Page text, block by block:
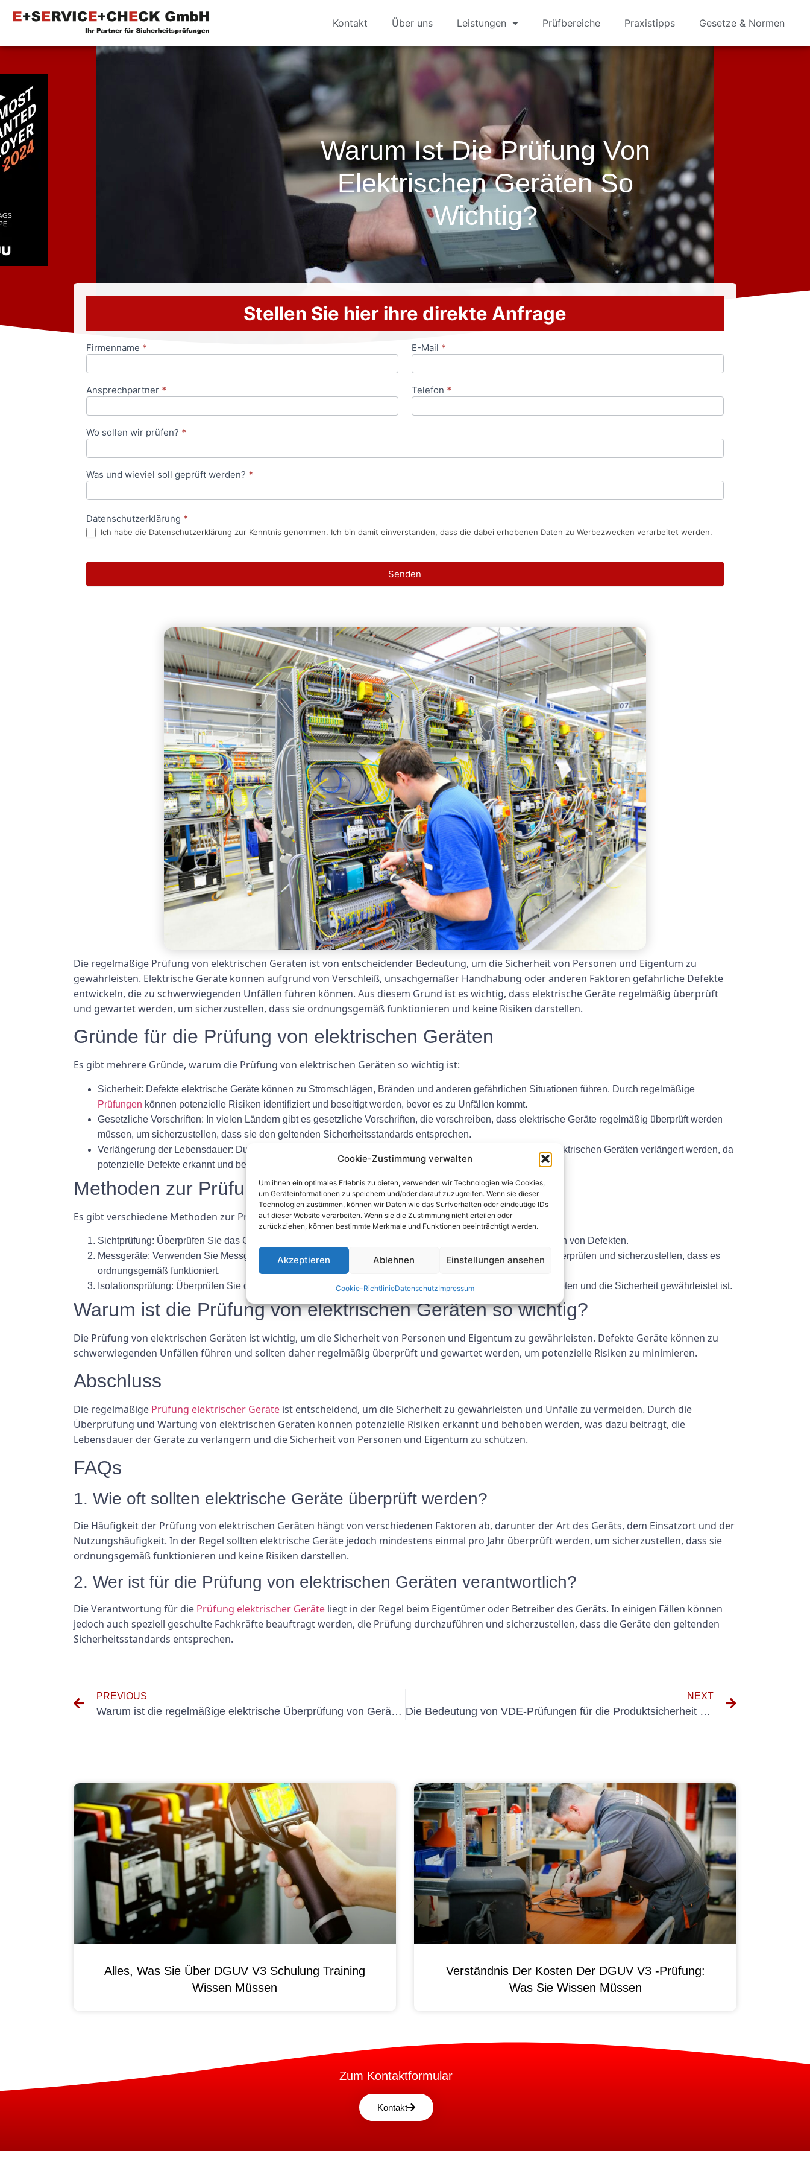
Cookie-Zustimmung verwalten
Um ihnen ein optimales Erlebnis zu bieten, verwenden wir Technologien wie Cookies,
um Geräteinformationen zu speichern und/oder darauf zuzugreifen. Wenn sie dieser
Technologien zustimmen, können wir Daten wie das Surfverhalten oder eindeutige IDs
auf dieser Website verarbeiten. Wenn sie die Zustimmung nicht erteilen oder
zurückziehen, können bestimmte Merkmale und Funktionen beeinträchtigt werden.
Akzeptieren Ablehnen Einstellungen ansehen
Cookie-RichtlinieDatenschutzImpressum
Kontakt Über uns Leistungen Prüfbereiche Praxistipps Gesetze & Normen
Warum Ist Die Prüfung Von
Elektrischen Geräten So
Wichtig?
Stellen Sie hier ihre direkte Anfrage
Anfrageformular
Firmenname * E-Mail *
Ansprechpartner * Telefon *
Wo sollen wir prüfen? *
Was und wieviel soll geprüft werden? *
Datenschutzerklärung *
Ich habe die Datenschutzerklärung zur Kenntnis genommen. Ich bin damit einverstanden, dass die dabei erhobenen Daten zu Werbezwecken verarbeitet werden.
Senden
Die regelmäßige Prüfung von elektrischen Geräten ist von entscheidender Bedeutung, um die Sicherheit von Personen und Eigentum zu
gewährleisten. Elektrische Geräte können aufgrund von Verschleiß, unsachgemäßer Handhabung oder anderen Faktoren gefährliche Defekte
entwickeln, die zu schwerwiegenden Unfällen führen können. Aus diesem Grund ist es wichtig, dass elektrische Geräte regelmäßig überprüft
und gewartet werden, um sicherzustellen, dass sie ordnungsgemäß funktionieren und keine Risiken darstellen.
Gründe für die Prüfung von elektrischen Geräten
Es gibt mehrere Gründe, warum die Prüfung von elektrischen Geräten so wichtig ist:
Sicherheit: Defekte elektrische Geräte können zu Stromschlägen, Bränden und anderen gefährlichen Situationen führen. Durch regelmäßige
Prüfungen können potenzielle Risiken identifiziert und beseitigt werden, bevor es zu Unfällen kommt.
Gesetzliche Vorschriften: In vielen Ländern gibt es gesetzliche Vorschriften, die vorschreiben, dass elektrische Geräte regelmäßig überprüft werden
müssen, um sicherzustellen, dass sie den geltenden Sicherheitsstandards entsprechen.
Verlängerung der Lebensdauer: Durch regelmäßige Wartung und Überprüfung kann die Lebensdauer von elektrischen Geräten verlängert werden, da
potenzielle Defekte erkannt und behoben werden können.
Methoden zur Prüfung von elektrischen Geräten
Es gibt verschiedene Methoden zur Prüfung von elektrischen Geräten, darunter:
Sichtprüfung: Überprüfen Sie das Gerät auf äußere Schäden, lose Teile oder andere offensichtliche Anzeichen von Defekten.
Messgeräte: Verwenden Sie Messgeräte wie Multimeter, um die elektrischen Eigenschaften des Geräts zu überprüfen und sicherzustellen, dass es
ordnungsgemäß funktioniert.
Isolationsprüfung: Überprüfen Sie die Isolierung des Geräts, um sicherzustellen, dass keine Leckströme auftreten und die Sicherheit gewährleistet ist.
Warum ist die Prüfung von elektrischen Geräten so wichtig?
Die Prüfung von elektrischen Geräten ist wichtig, um die Sicherheit von Personen und Eigentum zu gewährleisten. Defekte Geräte können zu
schwerwiegenden Unfällen führen und sollten daher regelmäßig überprüft und gewartet werden, um potenzielle Risiken zu minimieren.
Abschluss
Die regelmäßige Prüfung elektrischer Geräte ist entscheidend, um die Sicherheit zu gewährleisten und Unfälle zu vermeiden. Durch die
Überprüfung und Wartung von elektrischen Geräten können potenzielle Risiken erkannt und behoben werden, was dazu beiträgt, die
Lebensdauer der Geräte zu verlängern und die Sicherheit von Personen und Eigentum zu schützen.
FAQs
1. Wie oft sollten elektrische Geräte überprüft werden?
Die Häufigkeit der Prüfung von elektrischen Geräten hängt von verschiedenen Faktoren ab, darunter der Art des Geräts, dem Einsatzort und der
Nutzungshäufigkeit. In der Regel sollten elektrische Geräte jedoch mindestens einmal pro Jahr überprüft werden, um sicherzustellen, dass sie
ordnungsgemäß funktionieren und keine Risiken darstellen.
2. Wer ist für die Prüfung von elektrischen Geräten verantwortlich?
Die Verantwortung für die Prüfung elektrischer Geräte liegt in der Regel beim Eigentümer oder Betreiber des Geräts. In einigen Fällen können
jedoch auch speziell geschulte Fachkräfte beauftragt werden, die Prüfung durchzuführen und sicherzustellen, dass die Geräte den geltenden
Sicherheitsstandards entsprechen.
PREVIOUS
Warum ist die regelmäßige elektrische Überprüfung von Geräten wichtig?
NEXT
Die Bedeutung von VDE-Prüfungen für die Produktsicherheit verstehen
Alles, Was Sie Über DGUV V3 Schulung Training
Wissen Müssen
Verständnis Der Kosten Der DGUV V3 -Prüfung:
Was Sie Wissen Müssen
Zum Kontaktformular
Kontakt